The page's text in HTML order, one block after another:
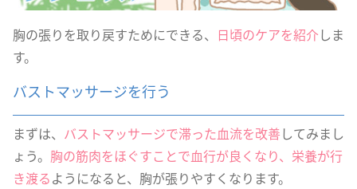
胸の張りを取り戻すためにできる、 日頃のケアを紹介しま
す。
バストマッサージを行う
まずは、 バストマッサージで滞った血流を改善してみまし
ょう。 胸の筋肉をほぐすことで血行が良くなり、栄養が行
き渡るようになると、胸が張りやすくなります。